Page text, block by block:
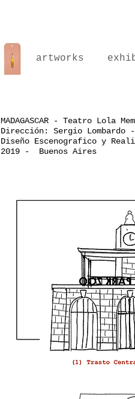
artworks
MADAGASCAR - Teatro Lola
Dirección: Sergio Lombardo
Diseño Escenografico y
2019 - Buenos Aires